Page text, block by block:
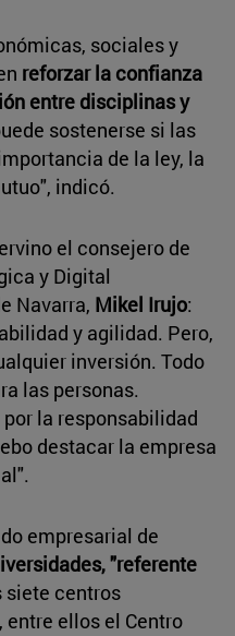
sociales y
reforzar la confianza
entre disciplinas y
sostenerse si las
de la ley, la
indicó.
el consejero de
y Digital
Navarra, Mikel Irujo:
y agilidad. Pero,
inversión. Todo
las personas.
la responsabilidad
destacar la empresa
empresarial de
"referente
siete centros
ellos el Centro